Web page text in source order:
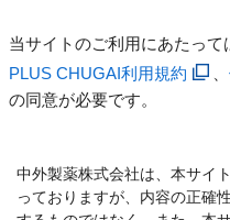
当サイトのご利用にあたって
PLUS CHUGAI利用規約
、
の同意が必要です。
中外製薬株式会社は、本サイ
っておりますが、内容の正確